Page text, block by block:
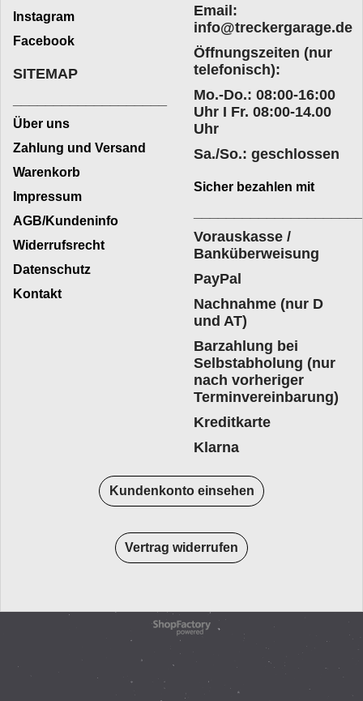
Instagram
Facebook
Email:
info@treckergarage.de
Öffnungszeiten (nur
telefonisch):
Mo.-Do.: 08:00-16:00
Uhr I Fr. 08:00-14.00
Uhr
Sa./So.: geschlossen
SITEMAP
Über uns
Zahlung und Versand
Warenkorb
Impressum
AGB/Kundeninfo
Widerrufsrecht
Datenschutz
Kontakt
Sicher bezahlen mit
Vorauskasse /
Banküberweisung
PayPal
Nachnahme (nur D
und AT)
Barzahlung bei
Selbstabholung (nur
nach vorheriger
Terminvereinbarung)
Kreditkarte
Klarna
Kundenkonto einsehen
Vertrag widerrufen
WebShop erstellt mit
ShopFactory Shop
Software.